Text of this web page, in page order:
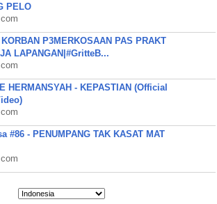
PELO
P3MERKOSAAN PAS PRAKT
LAPANGAN|#GritteB...
HERMANSYAH - KEPASTIAN (Official
#86 - PENUMPANG TAK KASAT MAT